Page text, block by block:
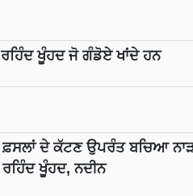
ਰਹਿੰਦ ਖੂੰਹਦ ਜੋ ਗੰਡੋਏ ਖਾਂਦੇ ਹਨ
ਫ਼ਸਲਾਂ ਦੇ ਕੱਟਣ ਉਪਰੰਤ ਬਚਿਆ
ਰਹਿੰਦ ਖੂੰਹਦ, ਨਦੀਨ